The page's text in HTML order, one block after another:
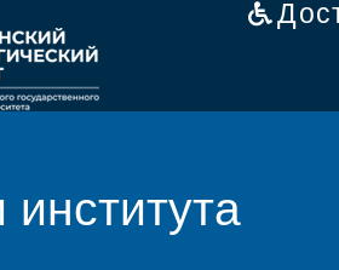
института